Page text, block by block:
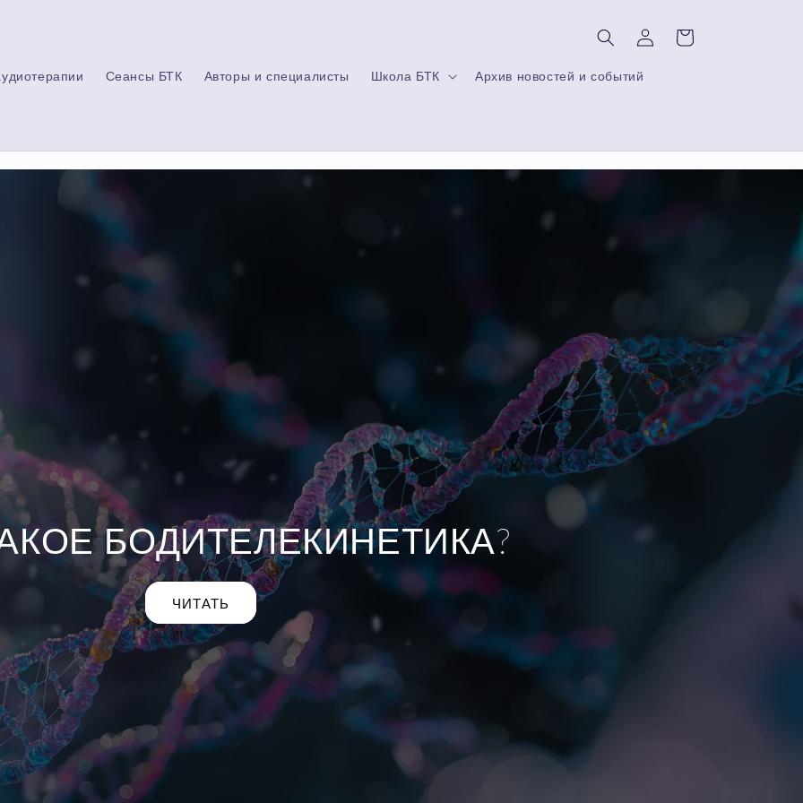
Сеансы БТК Авторы и специалисты Школа БТК Архив новостей и событий
Войти Корзина
БОДИТЕЛЕКИНЕТИКА?
ЧИТАТЬ